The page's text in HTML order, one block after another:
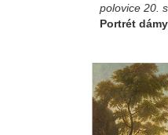
polovice 20.
Portrét